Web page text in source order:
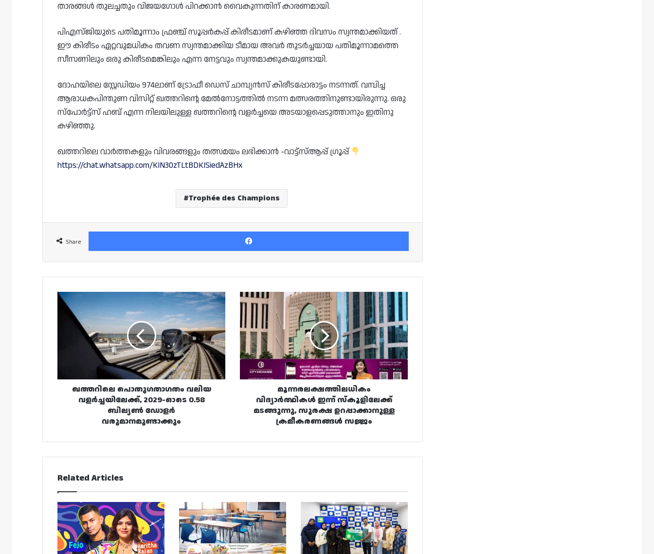
താരങ്ങൾ തുലച്ചതും വിജയഗോൾ പിറക്കാൻ വൈകുന്നതിന് കാരണമായി.
പിഎസ്‌ജിയുടെ പതിമൂന്നാം ഫ്രഞ്ച് സൂപ്പർകപ്പ് കിരീടമാണ് കഴിഞ്ഞ ദിവസം സ്വന്തമാക്കിയത് .
ഈ കിരീടം ഏറ്റവുമധികം തവണ സ്വന്തമാക്കിയ ടീമായ അവർ തുടർച്ചയായ പതിമൂന്നാമത്തെ
സീസണിലും ഒരു കിരീടമെങ്കിലും എന്ന നേട്ടവും സ്വന്തമാക്കുകയുണ്ടായി.
ദോഹയിലെ സ്റ്റേഡിയം 974ലാണ് ട്രോഫീ ഡെസ് ചാമ്പ്യൻസ് കിരീടപ്പോരാട്ടം നടന്നത്. വമ്പിച്ച
ആരാധകപിന്തുണ വിസിറ്റ് ഖത്തറിന്റെ മേൽനോട്ടത്തിൽ നടന്ന മത്സരത്തിനുണ്ടായിരുന്നു. ഒരു
സ്പോർട്ട്സ് ഹബ് എന്ന നിലയിലുള്ള ഖത്തറിന്റെ വളർച്ചയെ അടയാളപ്പെടുത്താനും ഇതിനു
കഴിഞ്ഞു.
ഖത്തറിലെ വാർത്തകളും വിവരങ്ങളും തത്സമയം ലഭിക്കാൻ -വാട്ട്സ്ആപ്പ് ഗ്രൂപ്പ്
https://chat.whatsapp.com/KIN30zTLtBDKISiedAzBHx
Trophée des Champions
Share
Facebook
ഖത്തറിലെ
പൊതുഗതാഗതം
വലിയ
വളർച്ചയിലേക്ക്,
ഡോളർ
വരുമാനമുണ്ടാക്കും
ഖത്തറിലെ പൊതുഗതാഗതം വലിയ
വളർച്ചയിലേക്ക്, 2029-ഓടെ 0.58
ബില്യൺ ഡോളർ
വരുമാനമുണ്ടാക്കും
മൂന്നരലക്ഷത്തിലധികം
വിദ്യാർത്ഥികൾ
ഇന്ന്
സ്‌കൂളിലേക്ക്
മടങ്ങുന്നു,
സുരക്ഷ
ഉറപ്പാക്കാനുള്ള
ക്രമീകരണങ്ങൾ
സജ്ജം
മൂന്നരലക്ഷത്തിലധികം
വിദ്യാർത്ഥികൾ ഇന്ന് സ്‌കൂളിലേക്ക്
മടങ്ങുന്നു, സുരക്ഷ ഉറപ്പാക്കാനുള്ള
ക്രമീകരണങ്ങൾ സജ്ജം
Related Articles